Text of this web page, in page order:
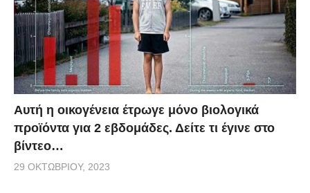
Aυτή η οικογένεια έτρωγε μόνο βιολογικά
προϊόντα για 2 εβδομάδες. Δείτε τι έγινε στο
βίντεο…
29 ΟΚΤΩΒΡΊΟΥ, 2023